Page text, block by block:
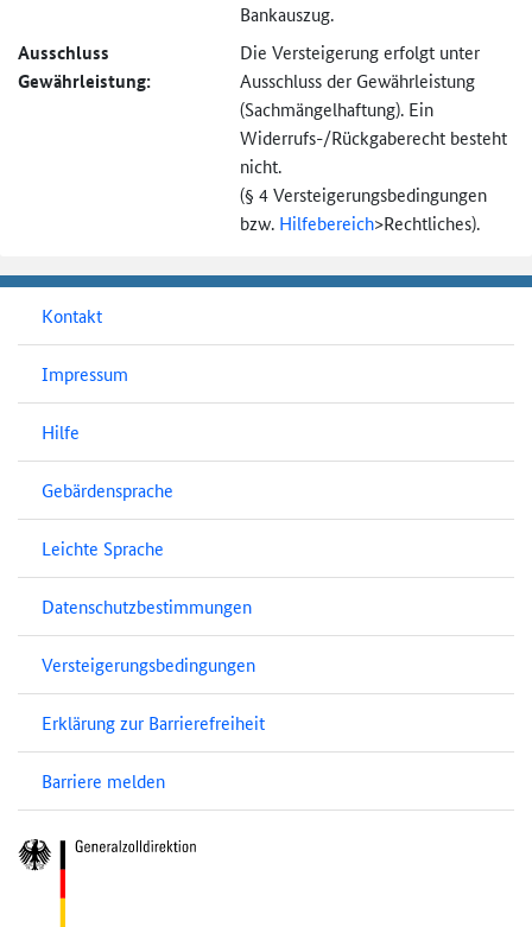
Bankauszug.
Ausschluss
Gewährleistung:
Die Versteigerung erfolgt unter
Ausschluss der Gewährleistung
(Sachmängel­haftung). Ein
Widerrufs-/Rückgaberecht besteht
nicht.
(§ 4 Versteigerungs­bedingungen
bzw. Hilfebereich>Rechtliches).
Kontakt
Impressum
Hilfe
Gebärdensprache
Leichte Sprache
Datenschutzbestimmungen
Versteigerungsbedingungen
Erklärung zur Barrierefreiheit
Barriere melden